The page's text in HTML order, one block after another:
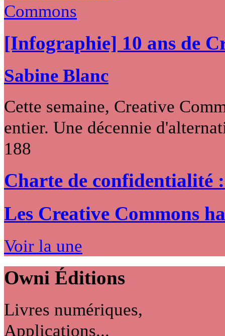
[Infographie] 10 ans de
Sabine Blanc
Cette semaine, Creative
entier. Une décennie
188
Charte de confidentialité
Les Creative Commons
Voir la une
Owni Éditions
Livres numériques,
Applications...